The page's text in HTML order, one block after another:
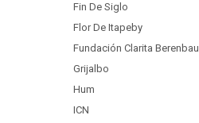
Fin De Siglo
Flor De Itapeby
Fundación Clarita Berenbau
Grijalbo
Hum
ICN